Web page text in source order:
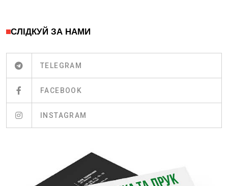
СЛІДКУЙ ЗА НАМИ
TELEGRAM
FACEBOOK
INSTAGRAM